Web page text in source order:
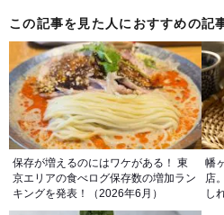
この記事を見た人におすすめの記
保存が増えるのにはワケがある！ 東
京エリアの食べログ保存数の増加ラン
キングを発表！（2026年6月）
幡
店
し